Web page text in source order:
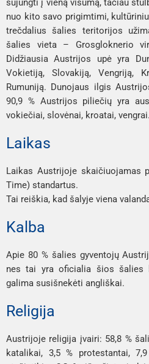
sujungti į vieną visumą, tačiau
nuo kito savo prigimtimi,
trečdalius šalies teritorijos
šalies vieta – Grosgloknerio
Didžiausia Austrijos upė yra
Vokietiją, Slovakiją, Vengriją,
Rumuniją. Dunojaus ilgis
90,9 % Austrijos piliečių yra
vokiečiai, slovėnai, kroatai, vengrai.
Laikas
Laikas Austrijoje skaičiuojamas
Time) standartus.
Tai reiškia, kad šalyje viena
Kalba
Apie 80 % šalies gyventojų
nes tai yra oficialia šios šalies
galima susišnekėti angliškai.
Religija
Austrijoje religija įvairi: 58,8 %
katalikai, 3,5 % protestantai,